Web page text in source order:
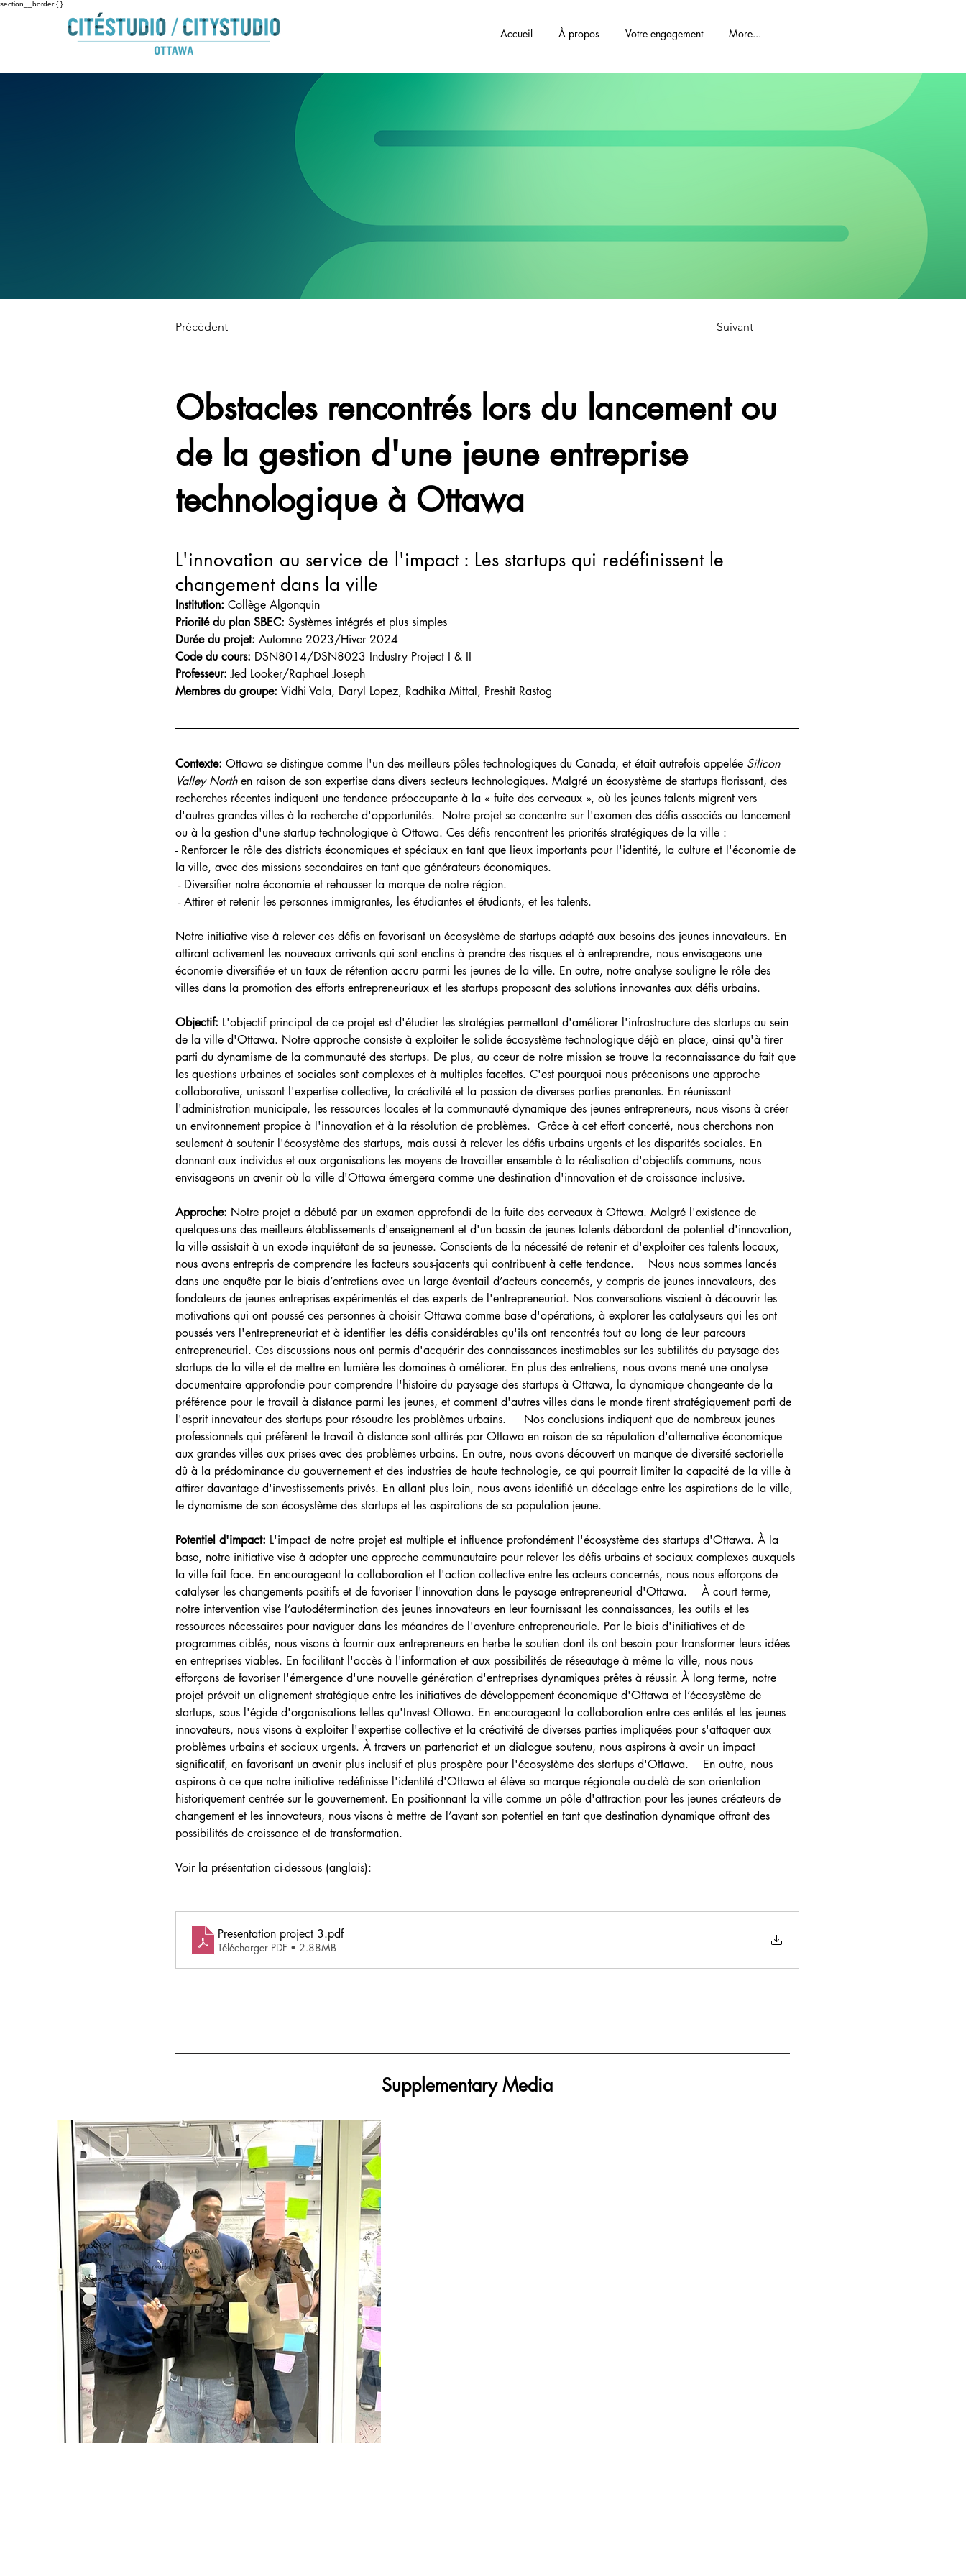
section__border { }
Accueil À propos Votre engagement More...
Précédent Suivant
Obstacles rencontrés lors du lancement ou
de la gestion d'une jeune entreprise
technologique à Ottawa
L'innovation au service de l'impact : Les startups qui redéfinissent le
changement dans la ville
Institution: Collège Algonquin
Priorité du plan SBEC: Systèmes intégrés et plus simples
Durée du projet: Automne 2023/Hiver 2024
Code du cours: DSN8014/DSN8023 Industry Project I & II
Professeur: Jed Looker/Raphael Joseph
Membres du groupe: Vidhi Vala, Daryl Lopez, Radhika Mittal, Preshit Rastog
Contexte: Ottawa se distingue comme l'un des meilleurs pôles technologiques du Canada, et était autrefois appelée Silicon
Valley North en raison de son expertise dans divers secteurs technologiques. Malgré un écosystème de startups florissant, des
recherches récentes indiquent une tendance préoccupante à la « fuite des cerveaux », où les jeunes talents migrent vers
d'autres grandes villes à la recherche d'opportunités.  Notre projet se concentre sur l'examen des défis associés au lancement
ou à la gestion d'une startup technologique à Ottawa. Ces défis rencontrent les priorités stratégiques de la ville :
- Renforcer le rôle des districts économiques et spéciaux en tant que lieux importants pour l'identité, la culture et l'économie de
la ville, avec des missions secondaires en tant que générateurs économiques.
- Diversifier notre économie et rehausser la marque de notre région.
- Attirer et retenir les personnes immigrantes, les étudiantes et étudiants, et les talents.
Notre initiative vise à relever ces défis en favorisant un écosystème de startups adapté aux besoins des jeunes innovateurs. En
attirant activement les nouveaux arrivants qui sont enclins à prendre des risques et à entreprendre, nous envisageons une
économie diversifiée et un taux de rétention accru parmi les jeunes de la ville. En outre, notre analyse souligne le rôle des
villes dans la promotion des efforts entrepreneuriaux et les startups proposant des solutions innovantes aux défis urbains.
Objectif: L'objectif principal de ce projet est d'étudier les stratégies permettant d'améliorer l'infrastructure des startups au sein
de la ville d'Ottawa. Notre approche consiste à exploiter le solide écosystème technologique déjà en place, ainsi qu'à tirer
parti du dynamisme de la communauté des startups. De plus, au cœur de notre mission se trouve la reconnaissance du fait que
les questions urbaines et sociales sont complexes et à multiples facettes. C'est pourquoi nous préconisons une approche
collaborative, unissant l'expertise collective, la créativité et la passion de diverses parties prenantes. En réunissant
l'administration municipale, les ressources locales et la communauté dynamique des jeunes entrepreneurs, nous visons à créer
un environnement propice à l'innovation et à la résolution de problèmes.  Grâce à cet effort concerté, nous cherchons non
seulement à soutenir l'écosystème des startups, mais aussi à relever les défis urbains urgents et les disparités sociales. En
donnant aux individus et aux organisations les moyens de travailler ensemble à la réalisation d'objectifs communs, nous
envisageons un avenir où la ville d'Ottawa émergera comme une destination d'innovation et de croissance inclusive.
Approche: Notre projet a débuté par un examen approfondi de la fuite des cerveaux à Ottawa. Malgré l'existence de
quelques-uns des meilleurs établissements d'enseignement et d'un bassin de jeunes talents débordant de potentiel d'innovation,
la ville assistait à un exode inquiétant de sa jeunesse. Conscients de la nécessité de retenir et d'exploiter ces talents locaux,
nous avons entrepris de comprendre les facteurs sous-jacents qui contribuent à cette tendance.    Nous nous sommes lancés
dans une enquête par le biais d’entretiens avec un large éventail d’acteurs concernés, y compris de jeunes innovateurs, des
fondateurs de jeunes entreprises expérimentés et des experts de l'entrepreneuriat. Nos conversations visaient à découvrir les
motivations qui ont poussé ces personnes à choisir Ottawa comme base d'opérations, à explorer les catalyseurs qui les ont
poussés vers l'entrepreneuriat et à identifier les défis considérables qu'ils ont rencontrés tout au long de leur parcours
entrepreneurial. Ces discussions nous ont permis d'acquérir des connaissances inestimables sur les subtilités du paysage des
startups de la ville et de mettre en lumière les domaines à améliorer. En plus des entretiens, nous avons mené une analyse
documentaire approfondie pour comprendre l'histoire du paysage des startups à Ottawa, la dynamique changeante de la
préférence pour le travail à distance parmi les jeunes, et comment d'autres villes dans le monde tirent stratégiquement parti de
l'esprit innovateur des startups pour résoudre les problèmes urbains.     Nos conclusions indiquent que de nombreux jeunes
professionnels qui préfèrent le travail à distance sont attirés par Ottawa en raison de sa réputation d'alternative économique
aux grandes villes aux prises avec des problèmes urbains. En outre, nous avons découvert un manque de diversité sectorielle
dû à la prédominance du gouvernement et des industries de haute technologie, ce qui pourrait limiter la capacité de la ville à
attirer davantage d'investissements privés. En allant plus loin, nous avons identifié un décalage entre les aspirations de la ville,
le dynamisme de son écosystème des startups et les aspirations de sa population jeune.
Potentiel d'impact: L'impact de notre projet est multiple et influence profondément l'écosystème des startups d'Ottawa. À la
base, notre initiative vise à adopter une approche communautaire pour relever les défis urbains et sociaux complexes auxquels
la ville fait face. En encourageant la collaboration et l'action collective entre les acteurs concernés, nous nous efforçons de
catalyser les changements positifs et de favoriser l'innovation dans le paysage entrepreneurial d'Ottawa.    À court terme,
notre intervention vise l’autodétermination des jeunes innovateurs en leur fournissant les connaissances, les outils et les
ressources nécessaires pour naviguer dans les méandres de l'aventure entrepreneuriale. Par le biais d'initiatives et de
programmes ciblés, nous visons à fournir aux entrepreneurs en herbe le soutien dont ils ont besoin pour transformer leurs idées
en entreprises viables. En facilitant l'accès à l'information et aux possibilités de réseautage à même la ville, nous nous
efforçons de favoriser l'émergence d'une nouvelle génération d'entreprises dynamiques prêtes à réussir. À long terme, notre
projet prévoit un alignement stratégique entre les initiatives de développement économique d'Ottawa et l’écosystème de
startups, sous l'égide d'organisations telles qu'Invest Ottawa. En encourageant la collaboration entre ces entités et les jeunes
innovateurs, nous visons à exploiter l'expertise collective et la créativité de diverses parties impliquées pour s'attaquer aux
problèmes urbains et sociaux urgents. À travers un partenariat et un dialogue soutenu, nous aspirons à avoir un impact
significatif, en favorisant un avenir plus inclusif et plus prospère pour l'écosystème des startups d'Ottawa.    En outre, nous
aspirons à ce que notre initiative redéfinisse l'identité d'Ottawa et élève sa marque régionale au-delà de son orientation
historiquement centrée sur le gouvernement. En positionnant la ville comme un pôle d'attraction pour les jeunes créateurs de
changement et les innovateurs, nous visons à mettre de l’avant son potentiel en tant que destination dynamique offrant des
possibilités de croissance et de transformation.
Voir la présentation ci-dessous (anglais):
Presentation project 3.pdf
Télécharger PDF • 2.88MB
Supplementary Media